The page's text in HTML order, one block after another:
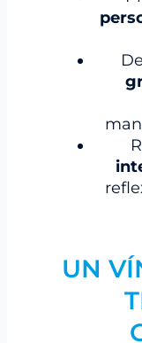
UN